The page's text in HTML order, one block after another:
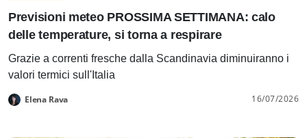
Previsioni meteo PROSSIMA SETTIMANA: calo
delle temperature, si torna a respirare
Grazie a correnti fresche dalla Scandinavia diminuiranno i
valori termici sull'Italia
Elena Rava 16/07/2026